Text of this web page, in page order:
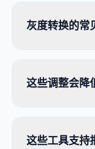
灰度转换的常
这些调整会降
这些工具支持